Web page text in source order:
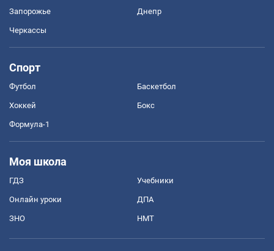
Запорожье Днепр
Черкассы
Спорт
Футбол Баскетбол
Хоккей Бокс
Формула-1
Моя школа
ГДЗ Учебники
Онлайн уроки ДПА
ЗНО НМТ